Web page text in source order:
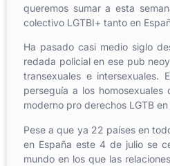
queremos sumar a esta
colectivo LGTBI+ tanto en
Ha pasado casi medio siglo
redada policial en ese pub
transexuales e intersexuales.
perseguía a los
moderno pro derechos LGTB
Pese a que ya 22 países en
en España este 4 de julio se
mundo en los que las